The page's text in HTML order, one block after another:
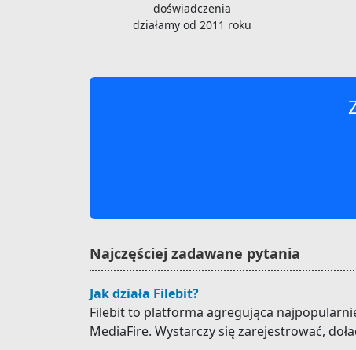
doświadczenia
działamy od 2011 roku
Najczęściej zadawane pytania
Jak działa Filebit?
Filebit to platforma agregująca
MediaFire. Wystarczy się zarejestrować,